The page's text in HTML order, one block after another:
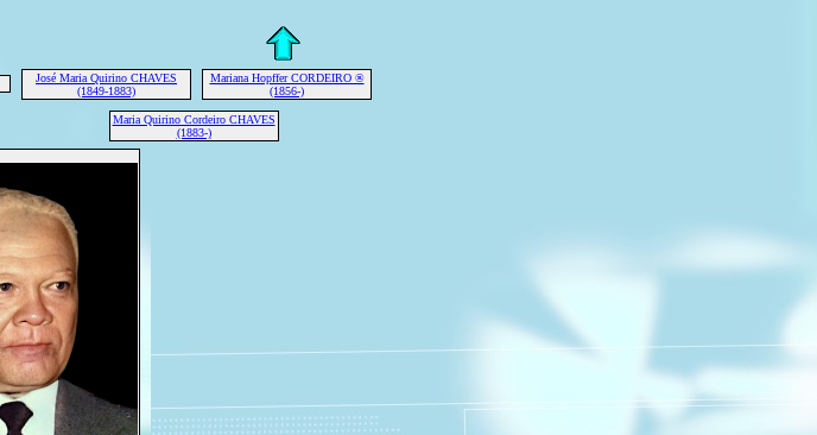
José Maria Quirino CHAVES
(1849-1883)
Mariana Hopffer CORDEIRO ®
(1856-)
Maria Quirino Cordeiro CHAVES
(1883-)